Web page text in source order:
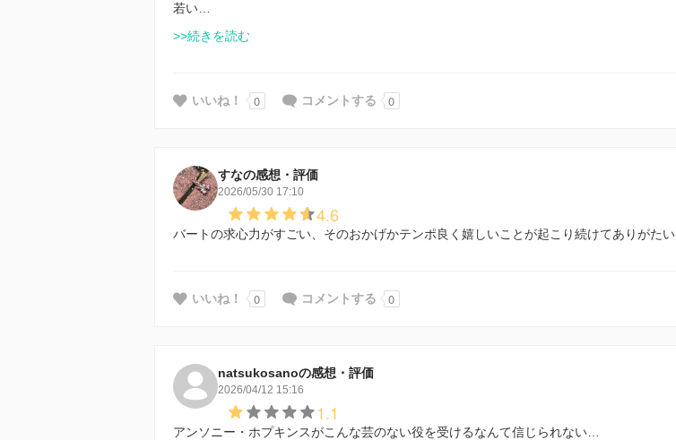
若い…
>>続きを読む
いいね！ 0 コメントする 0
すなの感想・評価
2026/05/30 17:10
4.6
バートの求心力がすごい、そのおかげかテンポ良く嬉しいことが起こり続けてありがたい
いいね！ 0 コメントする 0
natsukosanoの感想・評価
2026/04/12 15:16
1.1
アンソニー・ホプキンスがこんな芸のない役を受けるなんて信じられない…